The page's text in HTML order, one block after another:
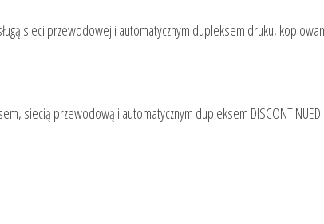
sieci przewodowej i automatycznym dupleksem druku,
siecią przewodową i automatycznym dupleksem DISCONTINUED